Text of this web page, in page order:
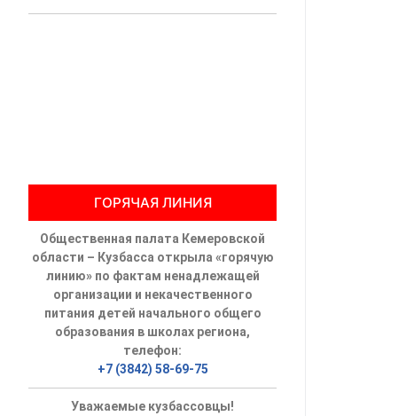
ГОРЯЧАЯ ЛИНИЯ
Общественная палата Кемеровской
области – Кузбасса открыла «горячую
линию» по фактам ненадлежащей
организации и некачественного
питания детей начального общего
образования в школах региона,
телефон:
+7 (3842) 58-69-75
Уважаемые кузбассовцы!